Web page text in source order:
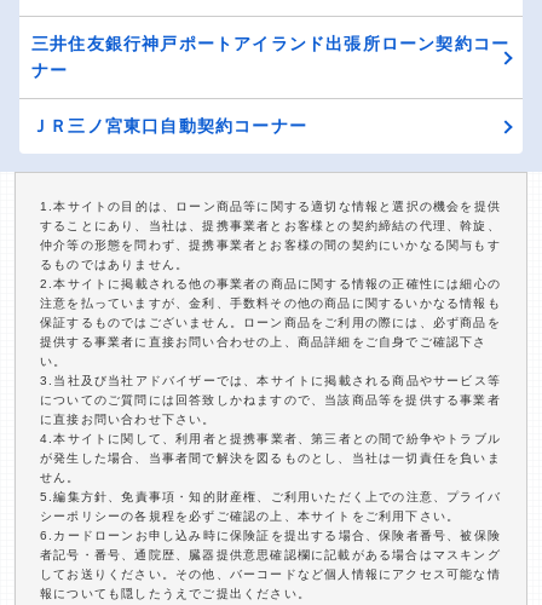
三井住友銀行神戸ポートアイランド出張所ローン契約コー
ナー
ＪＲ三ノ宮東口自動契約コーナー
1.本サイトの目的は、ローン商品等に関する適切な情報と選択の機会を提供
することにあり、当社は、提携事業者とお客様との契約締結の代理、斡旋、
仲介等の形態を問わず、提携事業者とお客様の間の契約にいかなる関与もす
るものではありません。
2.本サイトに掲載される他の事業者の商品に関する情報の正確性には細心の
注意を払っていますが、金利、手数料その他の商品に関するいかなる情報も
保証するものではございません。ローン商品をご利用の際には、必ず商品を
提供する事業者に直接お問い合わせの上、商品詳細をご自身でご確認下さ
い。
3.当社及び当社アドバイザーでは、本サイトに掲載される商品やサービス等
についてのご質問には回答致しかねますので、当該商品等を提供する事業者
に直接お問い合わせ下さい。
4.本サイトに関して、利用者と提携事業者、第三者との間で紛争やトラブル
が発生した場合、当事者間で解決を図るものとし、当社は一切責任を負いま
せん。
5.編集方針、免責事項・知的財産権、ご利用いただく上での注意、プライバ
シーポリシーの各規程を必ずご確認の上、本サイトをご利用下さい。
6.カードローンお申し込み時に保険証を提出する場合、保険者番号、被保険
者記号・番号、通院歴、臓器提供意思確認欄に記載がある場合はマスキング
してお送りください。その他、バーコードなど個人情報にアクセス可能な情
報についても隠したうえでご提出ください。